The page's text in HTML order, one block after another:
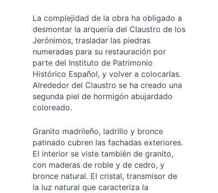
La complejidad de la obra ha obligado a
desmontar la arquería del Claustro de los
Jerónimos, trasladar las piedras
numeradas para su restauración por
parte del Instituto de Patrimonio
Histórico Español, y volver a colocarlas.
Alrededor del Claustro se ha creado una
segunda piel de hormigón abujardado
coloreado.
Granito madrileño, ladrillo y bronce
patinado cubren las fachadas exteriores.
El interior se viste también de granito,
con maderas de roble y de cedro, y
bronce natural. El cristal, transmisor de
la luz natural que caracteriza la